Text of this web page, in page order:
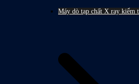
Máy dò tạp chất X ray kiểm